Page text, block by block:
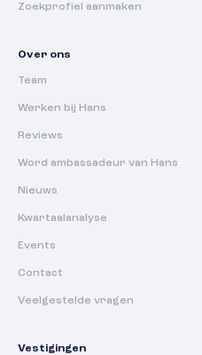
Zoekprofiel aanmaken
Over ons
Team
Werken bij Hans
Reviews
Word ambassadeur van Hans
Nieuws
Kwartaalanalyse
Events
Contact
Veelgestelde vragen
Vestigingen